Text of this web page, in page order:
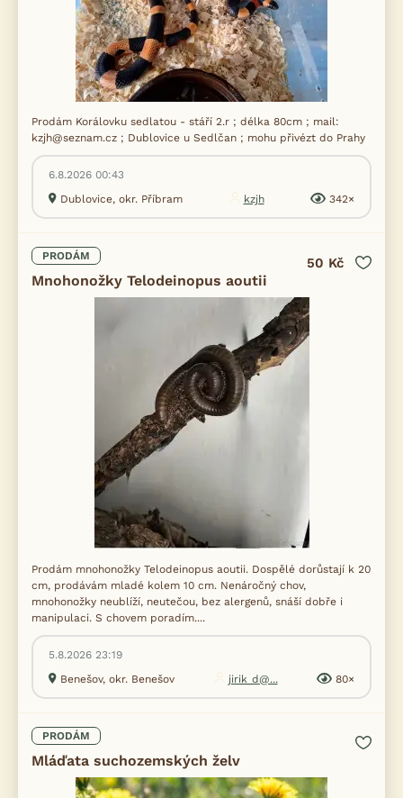
Prodám Korálovku sedlatou - stáří 2.r ; délka 80cm ; mail:
kzjh@seznam.cz ; Dublovice u Sedlčan ; mohu přivézt do Prahy
6.8.2026 00:43
Dublovice, okr. Příbram
kzjh 342×
PRODÁM
Mnohonožky Telodeinopus aoutii
50 Kč
Prodám mnohonožky Telodeinopus aoutii. Dospělé dorůstají k 20
cm, prodávám mladé kolem 10 cm. Nenáročný chov,
mnohonožky neublíží, neutečou, bez alergenů, snáší dobře i
manipulaci. S chovem poradím....
5.8.2026 23:19
Benešov, okr. Benešov
jirik_d@... 80×
PRODÁM
Mláďata suchozemských želv